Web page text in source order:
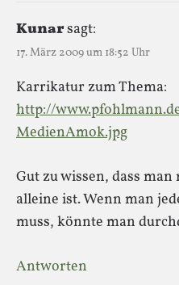
Kunarsagt:
17. März 2009 um 18:52 Uhr
Karrikatur zum Thema:
http://
MedienAmok.jpg
Gut zu wissen, dass
alleine ist. Wenn man
muss, könnte man
Antworten